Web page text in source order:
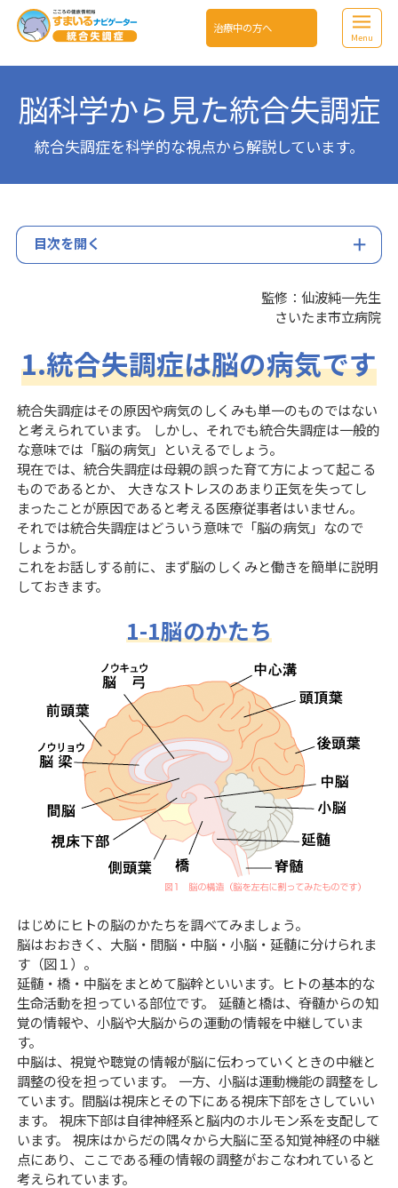
治療中の方へ
Menu
脳科学から見た統合失調症
統合失調症を科学的な視点から解説しています。
目次を開く
監修：仙波純一先生
さいたま市立病院
1.統合失調症は脳の病気です
統合失調症はその原因や病気のしくみも単一のものではない
と考えられています。 しかし、それでも統合失調症は一般的
な意味では「脳の病気」といえるでしょう。
現在では、統合失調症は母親の誤った育て方によって起こる
ものであるとか、 大きなストレスのあまり正気を失ってし
まったことが原因であると考える医療従事者はいません。
それでは統合失調症はどういう意味で「脳の病気」なので
しょうか。
これをお話しする前に、まず脳のしくみと働きを簡単に説明
しておきます。
1-1脳のかたち
はじめにヒトの脳のかたちを調べてみましょう。
脳はおおきく、大脳・間脳・中脳・小脳・延髄に分けられま
す（図１）。
延髄・橋・中脳をまとめて脳幹といいます。ヒトの基本的な
生命活動を担っている部位です。 延髄と橋は、脊髄からの知
覚の情報や、小脳や大脳からの運動の情報を中継していま
す。
中脳は、視覚や聴覚の情報が脳に伝わっていくときの中継と
調整の役を担っています。 一方、小脳は運動機能の調整をし
ています。間脳は視床とその下にある視床下部をさしていい
ます。 視床下部は自律神経系と脳内のホルモン系を支配して
います。 視床はからだの隅々から大脳に至る知覚神経の中継
点にあり、ここである種の情報の調整がおこなわれていると
考えられています。